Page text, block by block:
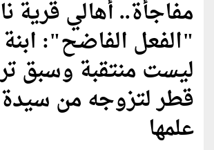
مفاجأة.. أهالي قرية
"الفعل الفاضح":
ليست منتقبة وسبق
قطر لتزوجه من
علمها